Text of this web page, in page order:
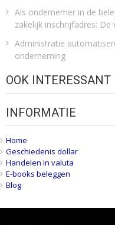
Als ondernemer in de
zakelijk inschrijfadres: De
Administratie
onderneming
OOK INTERESSANT
INFORMATIE
Home
Geschiedenis dollar
Handelen in valuta
E-books beleggen
Blog